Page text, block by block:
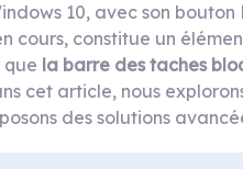
10, avec son
cours, constitue un
que la barre des taches
cet article, nous
des solutions